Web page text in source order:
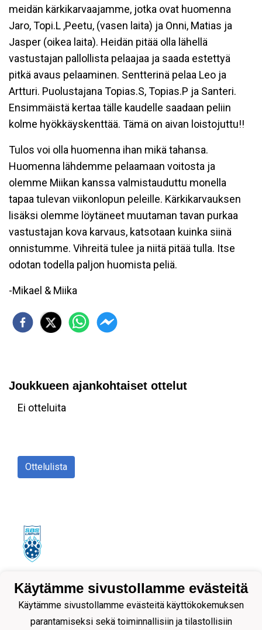
meidän kärkikarvaajamme, jotka ovat huomenna
Jaro, Topi.L ,Peetu, (vasen laita) ja Onni, Matias ja
Jasper (oikea laita). Heidän pitää olla lähellä
vastustajan pallollista pelaajaa ja saada estettyä
pitkä avaus pelaaminen. Sentterinä pelaa Leo ja
Artturi. Puolustajana Topias.S, Topias.P ja Santeri.
Ensimmäistä kertaa tälle kaudelle saadaan peliin
kolme hyökkäyskenttää. Tämä on aivan loistojuttu!!
Tulos voi olla huomenna ihan mikä tahansa.
Huomenna lähdemme pelaamaan voitosta ja
olemme Miikan kanssa valmistauduttu monella
tapaa tulevan viikonlopun peleille. Kärkikarvauksen
lisäksi olemme löytäneet muutaman tavan purkaa
vastustajan kova karvaus, katsotaan kuinka siinä
onnistumme. Vihreitä tulee ja niitä pitää tulla. Itse
odotan todella paljon huomista peliä.
-Mikael & Miika
Joukkueen ajankohtaiset ottelut
Ei otteluita
Ottelulista
Tietosuojaseloste
Käytämme sivustollamme evästeitä
Käytämme sivustollamme evästeitä käyttökokemuksen
parantamiseksi sekä toiminnallisiin ja tilastollisiin